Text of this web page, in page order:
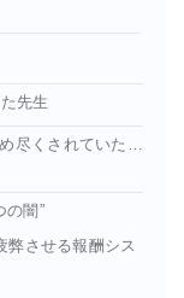
先生
尽くされていた…
の闇”
させる報酬シス